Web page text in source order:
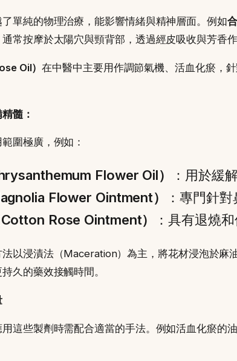
單純的物理治療，能影響情緒與精神層面。例如
常按摩於太陽穴與頸背部，透過經皮吸收與芳香作
Oil）在中醫中主要用作調節氣機、活血化瘀，
髓：
圍極廣，例如：
Flower Oil）
：用於緩
Flower Ointment）
：專門針
Rose Ointment）
：具有退燒
以浸漬法（Maceration）為主，將花材浸泡於
久的藥效接觸時間。
這些製劑時需配合適當的手法。例如活血化瘀的